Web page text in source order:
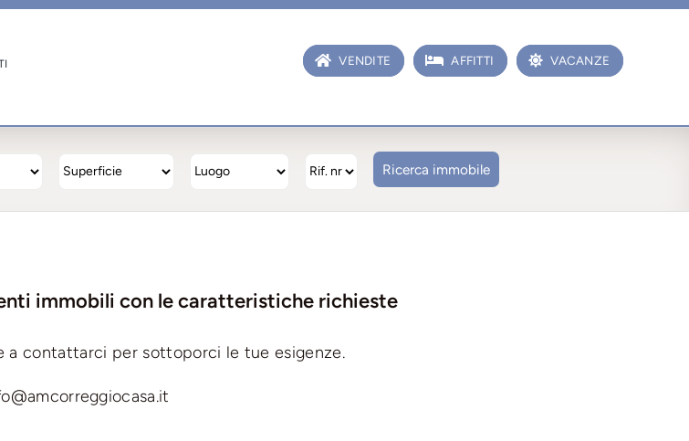
VENDITE AFFITTI VACANZE
immobili con le caratteristiche richieste
a contattarci per sottoporci le tue esigenze.